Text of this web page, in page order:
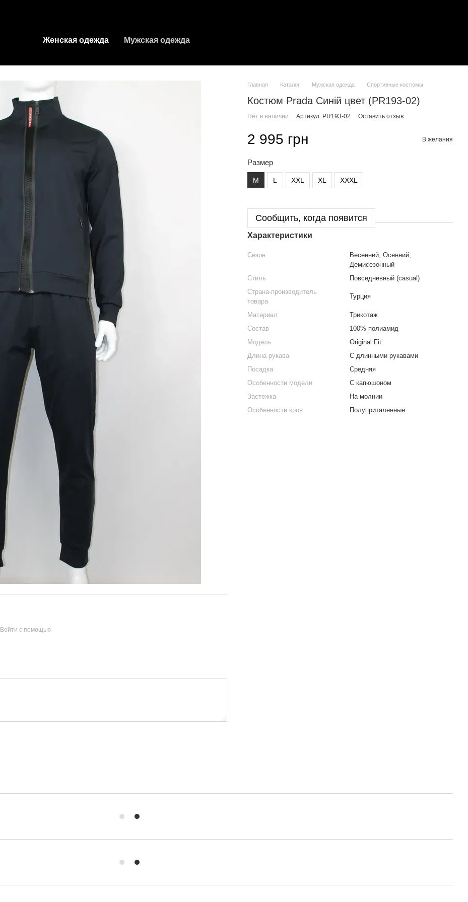
Женская одежда Мужская одежда
Войти с помощью
Главная Каталог Мужская одежда Спортивные костюмы
Костюм Prada Синій цвет (PR193-02)
Нет в наличии Артикул: PR193-02 Оставить отзыв
2 995 грн В желания
Размер
M L XXL XL XXXL
Сообщить, когда появится
Характеристики
Сезон
Весенний, Осенний,
Демисезонный
Стиль
Повседневный (casual)
Страна-производитель
товара
Турция
Материал
Трикотаж
Состав
100% полиамид
Модель
Original Fit
Длина рукава
С длинными рукавами
Посадка
Средняя
Особенности модели
С капюшоном
Застежка
На молнии
Особенности кроя
Полуприталенные